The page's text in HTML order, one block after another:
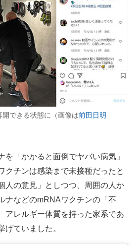
できる状態に（画像は前田日明
「かかると面倒でヤバい病気」
クチンは感染まで未接種だったと
人の意見」としつつ、周囲の人か
ナなどのmRNAワクチンの「不
アレルギー体質を持った家系であ
げていました。